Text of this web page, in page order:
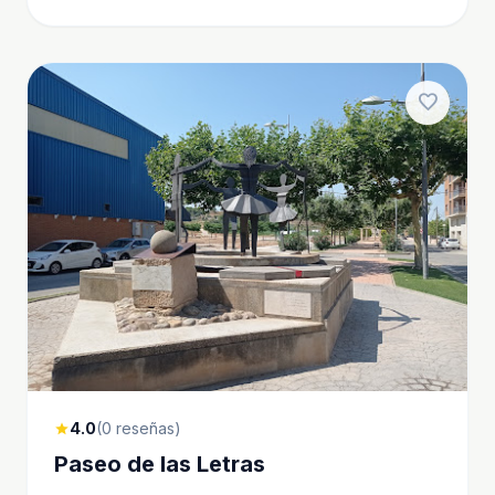
favorite
star4.0(0 reseñas)
Paseo de las Letras